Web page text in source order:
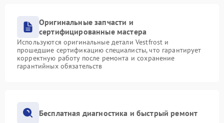
Оригинальные запчасти и
сертифицированные мастера
Используются оригинальные детали Vestfrost и
прошедшие сертификацию специалисты, что гарантирует
корректную работу после ремонта и сохранение
гарантийных обязательств
Бесплатная диагностика и быстрый ремонт